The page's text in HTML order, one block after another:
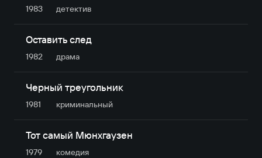
1983 детектив
Оставить след
1982 драма
Черный треугольник
1981 криминальный
Тот самый Мюнхгаузен
1979 комедия